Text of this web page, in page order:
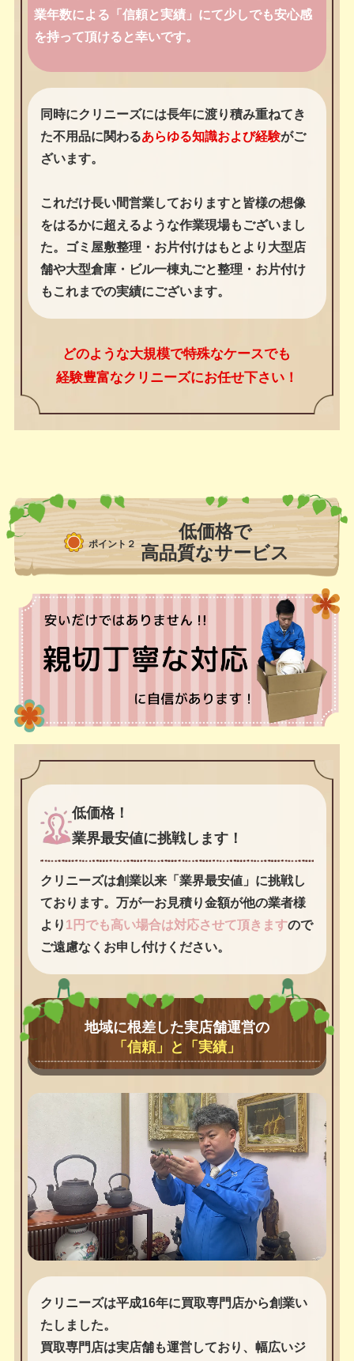
業年数による「信頼と実績」にて少しでも安心感
を持って頂けると幸いです。
同時にクリニーズには長年に渡り積み重ねてき
た不用品に関わるあらゆる知識および経験がご
ざいます。
これだけ長い間営業しておりますと皆様の想像
をはるかに超えるような作業現場もございまし
た。ゴミ屋敷整理・お片付けはもとより大型店
舗や大型倉庫・ビル一棟丸ごと整理・お片付け
もこれまでの実績にございます。
どのような大規模で特殊なケースでも
経験豊富なクリニーズにお任せ下さい！
ポイント２
低価格で
高品質なサービス
低価格！
業界最安値に挑戦します！
クリニーズは創業以来「業界最安値」に挑戦し
ております。万が一お見積り金額が他の業者様
より 1円でも高い場合は対応させて頂きますので
ご遠慮なくお申し付けください。
地域に根差した実店舗運営の
「信頼」と「実績」
クリニーズは平成16年に買取専門店から創業い
たしました。
買取専門店は実店舗も運営しており、幅広いジ